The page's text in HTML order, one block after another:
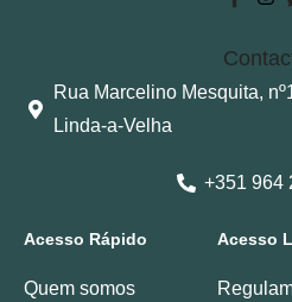
Rua Marcelino Mesquita,
Linda-a-Velha
+351 964
Acesso Rápido
Quem somos
Acesso